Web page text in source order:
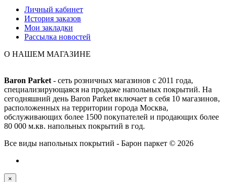
Личный кабинет
История заказов
Мои закладки
Рассылка новостей
О НАШЕМ МАГАЗИНЕ
Baron Parket - сеть розничных магазинов с 2011 года,
специализирующаяся на продаже напольных покрытий. На
сегодняшний день Baron Parket включает в себя 10 магазинов,
расположенных на территории города Москва,
обслуживающих более 1500 покупателей и продающих более
80 000 м.кв. напольных покрытий в год.
Все виды напольных покрытий - Барон паркет © 2026
×